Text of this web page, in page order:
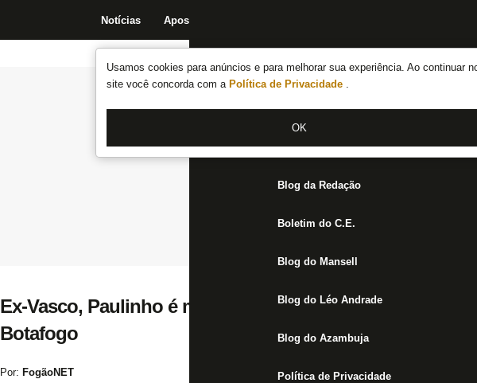
Usamos cookies para anúncios e para melhorar sua experiência. Ao continuar
site você concorda com a Política de Privacidade .
OK
Notícias Apostas
Notícias do Botafogo
Fórum
Jogos
Blog da Redação
Boletim do C.E.
Blog do Mansell
Blog do Léo Andrade
Blog do Azambuja
Política de Privacidade
Ex-Vasco, Paulinho é mais um jogador na lista de
Botafogo
Por: FogãoNET